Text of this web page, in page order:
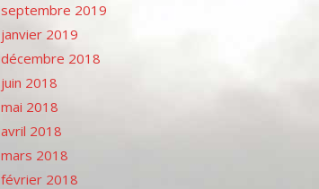
septembre 2019
janvier 2019
décembre 2018
juin 2018
mai 2018
avril 2018
mars 2018
février 2018